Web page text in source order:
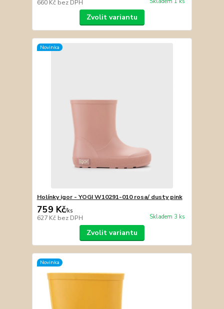
660 Kč bez DPH
Zvolit variantu
Novinka
Holínky igor - YOGI W10291-010 rosa/ dusty pink
759 Kč/ks
627 Kč bez DPH Skladem 3 ks
Zvolit variantu
Novinka